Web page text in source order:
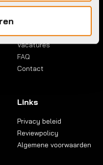
Service pakket
Werkplaats
Vacatures
FAQ
Contact
Links
Privacy beleid
Reviewpolicy
Algemene voorwaarden